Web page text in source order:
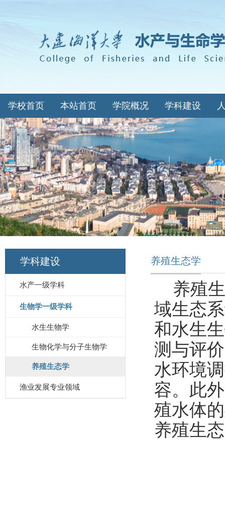
学校首页 本站首页 学院概况 学科建设
学科建设
水产一级学科
生物学一级学科
水生生物学
生物化学与分子生物学
养殖生态学
渔业发展专业领域
养殖生态学
养殖
域生态
和水生
测与评
水环境
容。此
殖水体
养殖生